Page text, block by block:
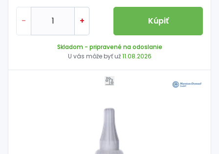
- + Kúpiť
Skladom - pripravené na odoslanie
U vás môže byť už11.08.2026